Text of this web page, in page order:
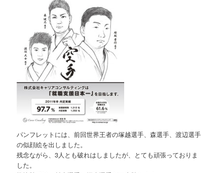
パンフレットには、前回世界王者の塚越選手、森選手、渡辺選手
の似顔絵を出しました。
残念ながら、3人とも破れはしましたが、とても頑張っておりま
した。